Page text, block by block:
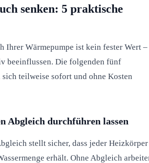
senken: 5 praktische
Ihrer Wärmepumpe ist kein fester Wert –
beeinflussen. Die folgenden fünf
sich teilweise sofort und ohne Kosten
Abgleich durchführen lassen
stellt sicher, dass jeder Heizkörper
erhält. Ohne Abgleich